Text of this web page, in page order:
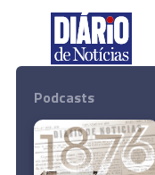
Podcasts